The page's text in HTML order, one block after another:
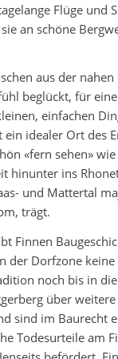
Flüge
an schöne
aus der
beglückt, für
einfachen
idealer Ort des
«fern sehen»
hinunter ins
und Mattertal
trägt.
Finnen
der Dorfzone
noch bis in
über
sind im Baurecht
Todesurteile am